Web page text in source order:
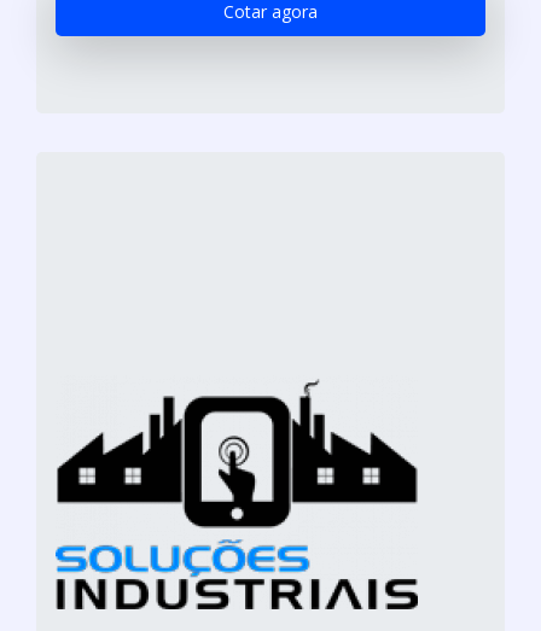
Cotar agora